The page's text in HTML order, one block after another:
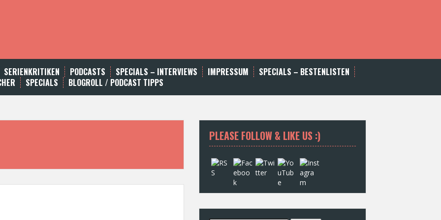
SERIENKRITIKEN PODCASTS SPECIALS – INTERVIEWS IMPRESSUM
SPECIALS – BESTENLISTEN
SPECIALS BLOGROLL / PODCAST TIPPS
PLEASE FOLLOW & LIKE US :)